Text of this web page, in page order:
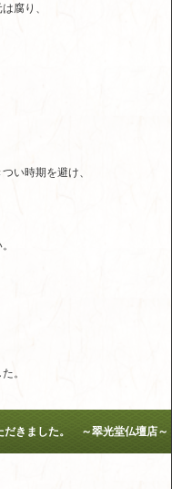
腐り、
い時期を避け、
。
だきました。 ～翠光堂仏壇店～